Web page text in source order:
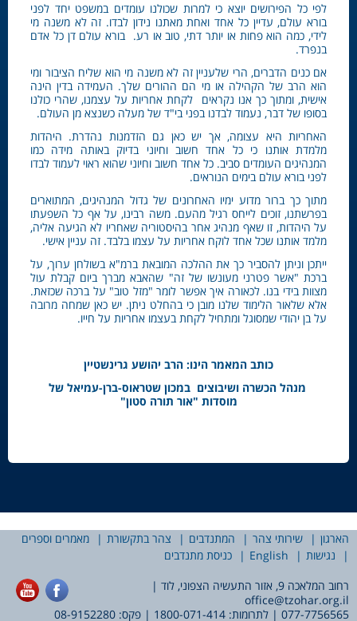
לפי כל הפירושים יוצא כי למרות שכולנו עומדים במשפט יחד לפני
בורא עולם, עדיין כל אחד ואחת מאתנו נידון לבדו. זה לא משנה מי
לידי, כמה הוא פחות או יותר דתי, טוב או רע. בורא עולם דן כל אדם
בנפרד.
אם כנים הדברים, הרי שלעניין זה לא משנה מי הוא שליח הציבור ומי
הוא הרב של הקהילה או מי הם ההורים שלך. העמידה בדין הינה
אישית, ומתוך כך אנו נקראים לקחת אחריות על עצמנו, שהרי כולנו
בסופו של דבר, נעמוד לבדנו בפני בי"ד של מעלה כשנצא מן העולם.
האחריות היא עצומה, אך יש כאן גם הזדמנות נהדרת. היהדות
מלמדת אותנו כי כל אחד חשוב וחיוני בדיוק באותה מידה כמו
המנהיגים העומדים סביב. כל אחד חשוב וחיוני שהוא ראוי לעמוד לבדו
לפני בורא עולם בימים הנוראים.
מתוך כך ברור מדוע ימיו האחרונים של גדול המנהיגים, המתוארים
בפרשתנו, זוכים לייחס רגיל מהעם. משה רבינו, על אף כל השפעתו
על היהדות, זו שאף מנהיג אחר בהיסטוריה שאחריו לא הגיעה אליה,
מלמד אותנו שכל אחד לוקח אחריות על עצמו בלבד. זה עניין אישי.
ייתכן וניתן להסביר כך את ההלכה המובאת ברמ"א בשולחן ערוך, על
ברכת "אשר פטרני מעונשו של זה" שהאבא מברך ביום קבלת עול
מצוות בידי בנו. לכאורה איך אפשר לומר "מזל טוב" על ברכה שכזאת.
אלא שלאור הלימוד שלנו מובן כי בהחלט ניתן. יש כאן שמחה מרובה
על בן יהודי שמסוגל ומתחיל לקחת בעצמו אחריות על חייו.
כותב המאמר הינו: הרב יהושע גרינשטיין
מנהל הכשרה ושיבוצים במכון שטראוס-ברן-עמיאל של
מוסדות "אור תורה סטון"
הארגון שירותי צהר המתנדבים צהר בתקשורת
מאמרים וספרים
נגישות
English
כניסת מתנדבים
רחוב המלאכה 9, אזור התעשיה הצפוני, לוד |
office@tzohar.org.il
077-7756565 | לתרומות: 1800-071-414 | פקס: 08-9152280